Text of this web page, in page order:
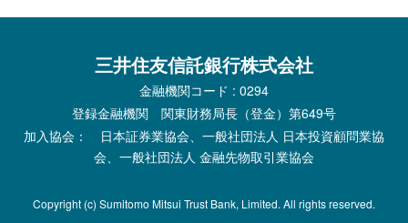
三井住友信託銀行株式会社
金融機関コード : 0294
登録金融機関 関東財務局長（登金）第649号
加入協会： 日本証券業協会、一般社団法人 日本投資顧問業協
会、一般社団法人 金融先物取引業協会
Copyright (c) Sumitomo Mitsui Trust Bank, Limited. All rights reserved.